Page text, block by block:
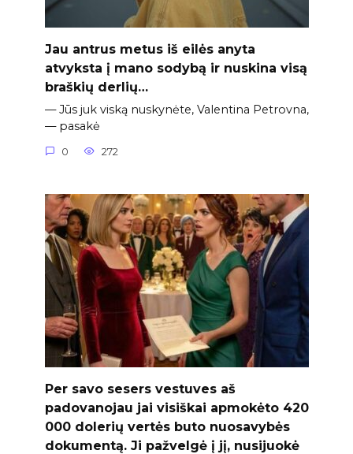
Jau antrus metus iš eilės anyta
atvyksta į mano sodybą ir nuskina visą
braškių derlių…
— Jūs juk viską nuskynėte, Valentina Petrovna,
— pasakė
0 272
Per savo sesers vestuves aš
padovanojau jai visiškai apmokėto 420
000 dolerių vertės buto nuosavybės
dokumentą. Ji pažvelgė į jį, nusijuokė